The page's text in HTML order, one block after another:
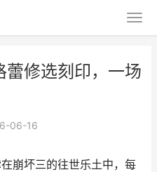
蕾修选刻印，一场
06-16
崩坏三的往世乐土中，每